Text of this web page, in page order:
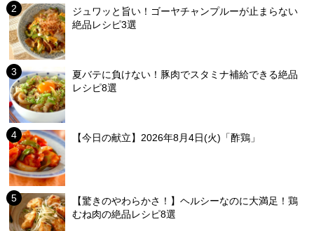
ジュワッと旨い！ゴーヤチャンプルーが止まらない
絶品レシピ3選
夏バテに負けない！豚肉でスタミナ補給できる絶品
レシピ8選
【今日の献立】2026年8月4日(火)「酢鶏」
【驚きのやわらかさ！】ヘルシーなのに大満足！鶏
むね肉の絶品レシピ8選